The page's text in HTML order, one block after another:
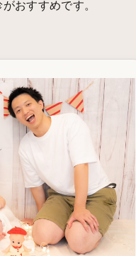
おすすめです。